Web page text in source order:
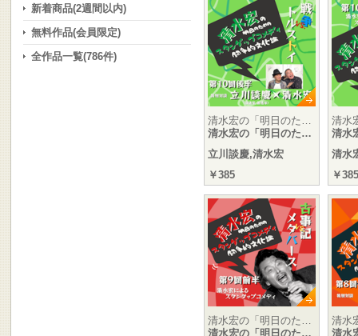
清水宏の「明日のた…
清水宏の「明日のた…
立川談慶,清水宏
￥385
清水
清水
清水
￥385
清水宏の「明日のた…
清水宏の「明日のた…
清水
清水
新着商品(2週間以内)
無料作品(会員限定)
全作品一覧(786件)